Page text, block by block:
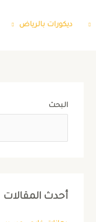
ديكورات بالرياض
البحث
أحدث المقالات